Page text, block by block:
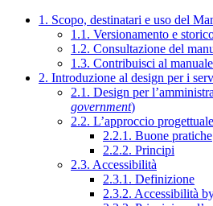
1. Scopo, destinatari e uso del
1.1. Versionamento e
1.2. Consultazione del
1.3. Contribuisci al manuale
2. Introduzione al design per i
2.1. Design per
government)
2.2. L’approccio progettuale
2.2.1. Buone pratiche
2.2.2. Principi
2.3. Accessibilità
2.3.1. Definizione
2.3.2. Accessibilità